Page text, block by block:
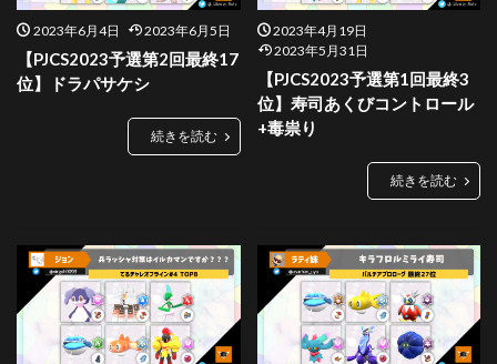
2023年6月4日 2023年6月5日
【PJCS2023予選第2回最終17
位】ドラパサケシ
続きを読む
2023年4月19日
2023年5月31日
【PJCS2023予選第1回最終3
位】寿司あくびコントロール
+毒祟り
続きを読む